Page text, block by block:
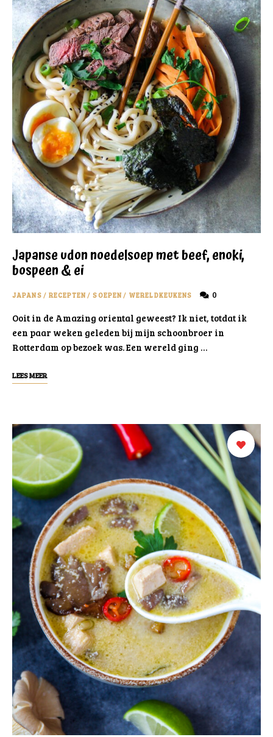
Japanse udon noedelsoep met beef, enoki,
bospeen & ei
JAPANS / RECEPTEN / SOEPEN / WERELDKEUKENS 0
Ooit in de Amazing oriental geweest? Ik niet, totdat ik
een paar weken geleden bij mijn schoonbroer in
Rotterdam op bezoek was. Een wereld ging …
LEES MEER